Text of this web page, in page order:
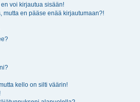
voi kirjautua sisään!
mutta en pääse enää kirjautumaan?!
kello on silti väärin!